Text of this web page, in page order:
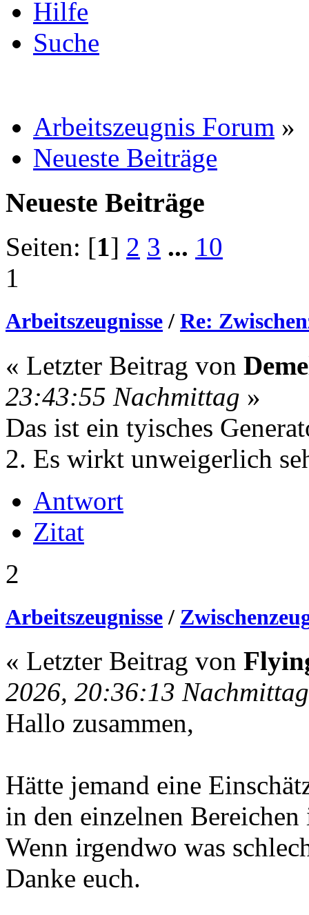
Hilfe
Suche
Arbeitszeugnis Forum »
Neueste Beiträge
Neueste Beiträge
Seiten: [1] 2 3 ... 10
1
Arbeitszeugnisse/ Re:
« Letzter Beitrag von
23:43:55 Nachmittag »
Das ist ein tyisches
2. Es wirkt unweigerlich
Antwort
Zitat
2
Arbeitszeugnisse /
« Letzter Beitrag von
2026, 20:36:13 Nachmittag
Hallo zusammen,
Hätte jemand eine
in den einzelnen Bereichen
Wenn irgendwo was
Danke euch.